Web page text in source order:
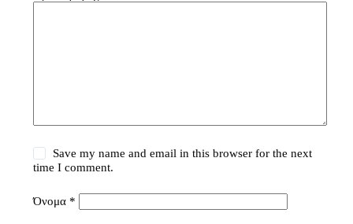
Save my name and email in this browser for the next
time I comment.
Όνομα *